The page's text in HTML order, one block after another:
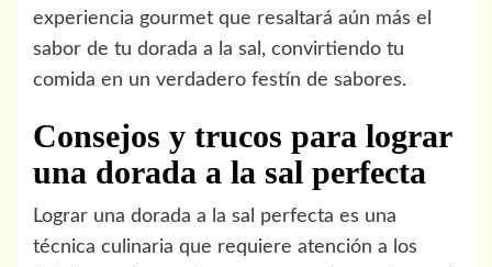
experiencia gourmet que resaltará aún más el
sabor de tu dorada a la sal, convirtiendo tu
comida en un verdadero festín de sabores.
Consejos y trucos para lograr
una dorada a la sal perfecta
Lograr una dorada a la sal perfecta es una
técnica culinaria que requiere atención a los